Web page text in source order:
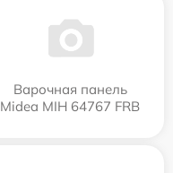
Варочная панель
Midea MIH 64767 FRB